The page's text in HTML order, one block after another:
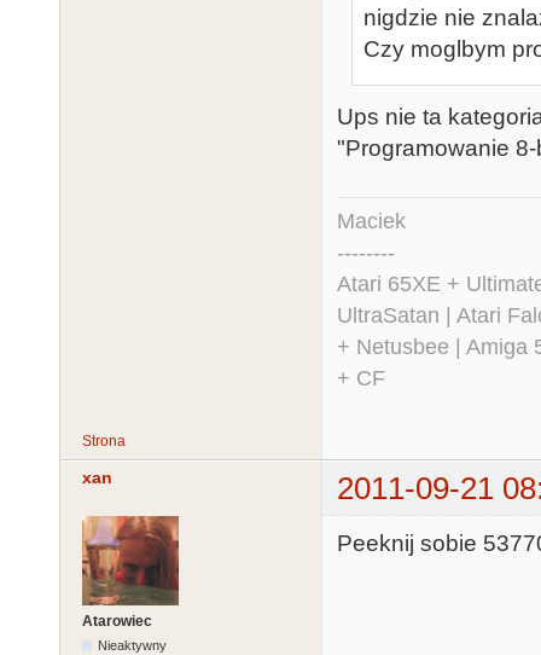
nigdzie nie
Czy moglbym
Ups nie ta
"Programowanie 8-
Maciek
--------
Atari 65XE +
UltraSatan | Atari
+ Netusbee | Amiga
+ CF
Strona
xan 2011-09-21
Atarowiec
Nieaktywny
Peeknij sobie